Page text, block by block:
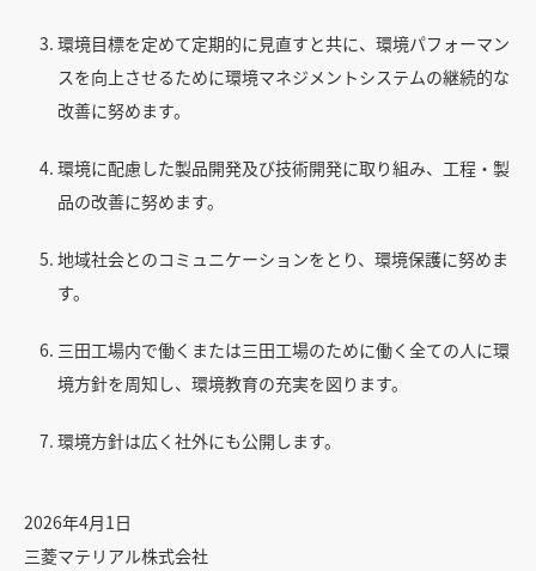
© 2024 Mitsubishi Materials Corporation
環境目標を定めて定期的に見直すと共に、環境パフォーマン
スを向上させるために環境マネジメントシステムの継続的な
改善に努めます。
環境に配慮した製品開発及び技術開発に取り組み、工程・製
品の改善に努めます。
地域社会とのコミュニケーションをとり、環境保護に努めま
す。
三田工場内で働くまたは三田工場のために働く全ての人に環
境方針を周知し、環境教育の充実を図ります。
環境方針は広く社外にも公開します。
2026年4月1日
三菱マテリアル株式会社